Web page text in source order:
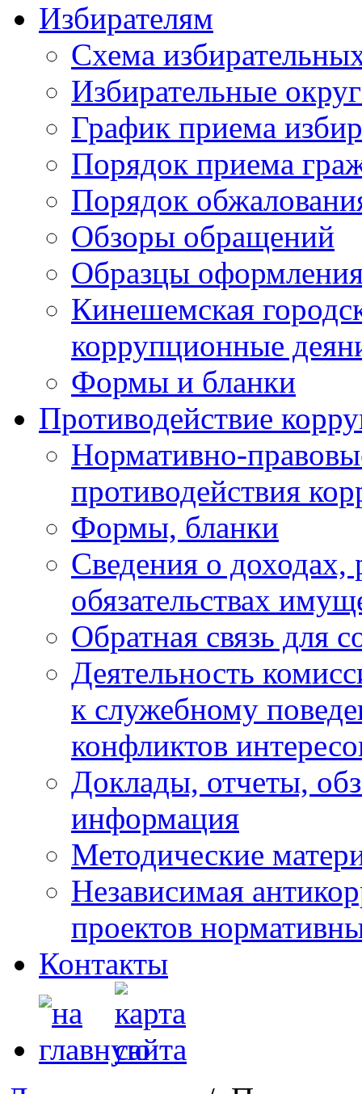
Избирателям
Схема
Избирательные
График приема
Порядок приема
Порядок
Обзоры обращений
Образцы
Кинешемская
коррупционные
Формы и бланки
Противодействие
Нормативно-
противодействия
Формы, бланки
Сведения о доходах,
обязательствах
Обратная связь для
Деятельность
к служебному
конфликтов
Доклады, отчеты,
информация
Методические
Независимая
проектов
Контакты